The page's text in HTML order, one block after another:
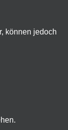
können jedoch